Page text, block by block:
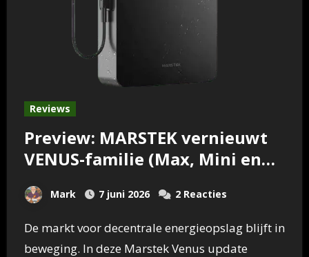
Reviews
Preview: MARSTEK vernieuwt
VENUS-familie (Max, Mini en
Mark 7 juni 2026 2 Reacties
De markt voor decentrale energieopslag blijft in
beweging. In deze Marstek Venus update